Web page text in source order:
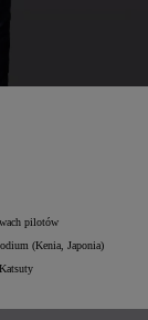
pilotów
(Kenia, Japonia)